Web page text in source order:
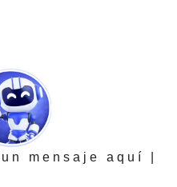
mensaje aquí |